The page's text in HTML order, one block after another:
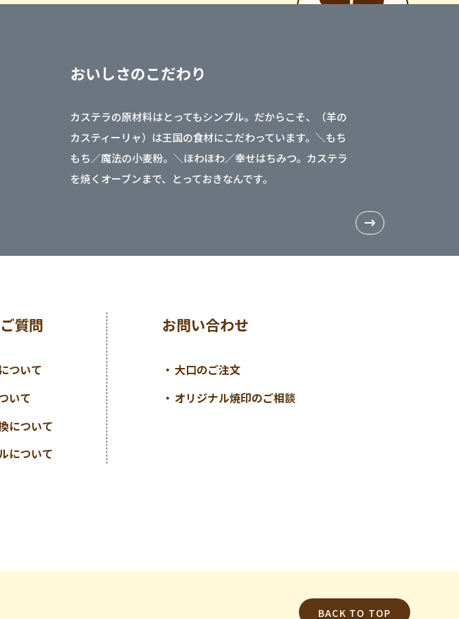
おいしさのこだわり
カステラの原材料はとってもシンプル。だからこそ、（羊の
カスティーリャ）は王国の食材にこだわっています。＼もち
もち／魔法の小麦粉。＼ほわほわ／幸せはちみつ。カステラ
を焼くオーブンまで、とっておきなんです。
質問
ついて
いて
について
について
お問い合わせ
大口のご注文
オリジナル焼印のご相談
BACK TO TOP